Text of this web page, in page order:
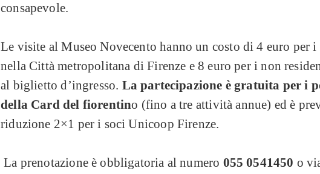
consapevole.
Le visite al Museo Novecento hanno un costo di 4 euro per
nella Città metropolitana di Firenze e 8 euro per i non
al biglietto d’ingresso. La partecipazione è gratuita per i
della Card del fiorentino (fino a tre attività annue) ed è
riduzione 2×1 per i soci Unicoop Firenze.
La prenotazione è obbligatoria al numero 055 0541450 o